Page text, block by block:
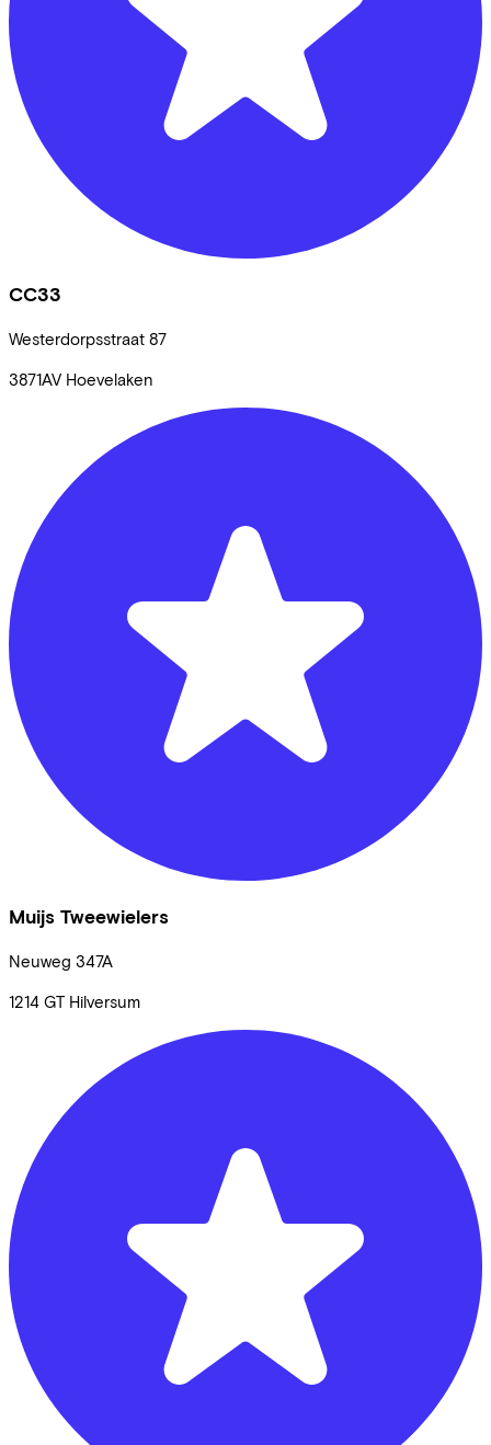
CC33
Westerdorpsstraat 87
3871AV Hoevelaken
Muijs Tweewielers
Neuweg 347A
1214 GT Hilversum